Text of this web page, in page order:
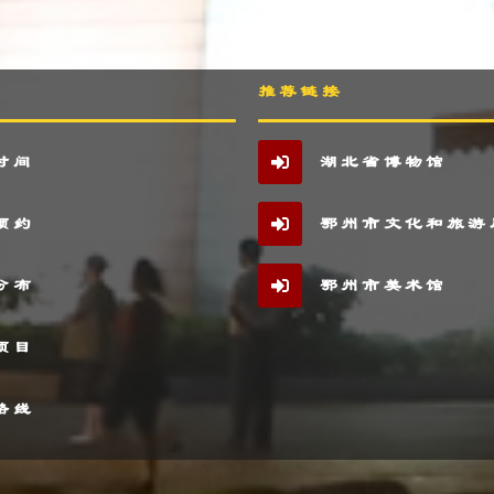
间
约
布
目
线
推荐链接
湖北省博物馆
鄂州市文化和旅游
鄂州市美术馆